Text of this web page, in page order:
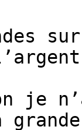
je